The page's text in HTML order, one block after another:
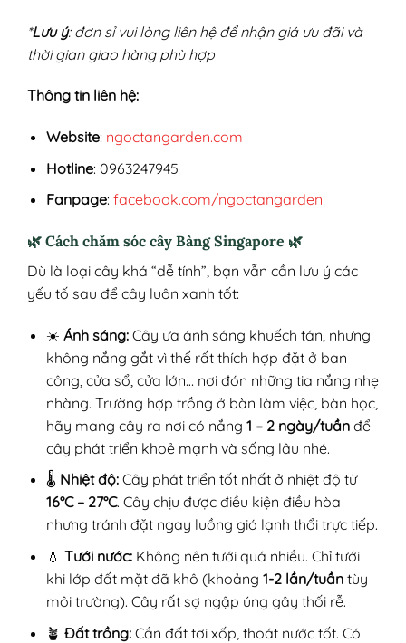
*Lưu ý: đơn sỉ vui lòng liên hệ để nhận giá ưu đãi và
thời gian giao hàng phù hợp
Thông tin liên hệ:
Website: ngoctangarden.com
Hotline: 0963247945
Fanpage: facebook.com/ngoctangarden
🌿 Cách chăm sóc cây Bàng Singapore 🌿
Dù là loại cây khá “dễ tính”, bạn vẫn cần lưu ý các
yếu tố sau để cây luôn xanh tốt:
☀️ Ánh sáng:Cây ưa ánh sáng khuếch tán, nhưng
không nắng gắt vì thế rất thích hợp đặt ở ban
công, cửa sổ, cửa lớn… nơi đón những tia nắng nhẹ
nhàng. Trường hợp trồng ở bàn làm việc, bàn học,
hãy mang cây ra nơi có nắng 1 – 2 ngày/tuầnđể
cây phát triển khoẻ mạnh và sống lâu nhé.
🌡️ Nhiệt độ:Cây phát triển tốt nhất ở nhiệt độ từ
16°C – 27°C. Cây chịu được điều kiện điều hòa
nhưng tránh đặt ngay luồng gió lạnh thổi trực tiếp.
💧 Tưới nước:Không nên tưới quá nhiều. Chỉ tưới
khi lớp đất mặt đã khô (khoảng 1-2 lần/tuầntùy
môi trường). Cây rất sợ ngập úng gây thối rễ.
🪴 Đất trồng:Cần đất tơi xốp, thoát nước tốt. Có